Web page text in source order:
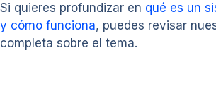
Si quieres profundizar en qué es un
y cómo funciona, puedes revisar
completa sobre el tema.